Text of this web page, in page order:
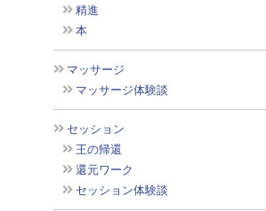
精進
本
マッサージ
マッサージ体験談
セッション
王の帰還
還元ワーク
セッション体験談